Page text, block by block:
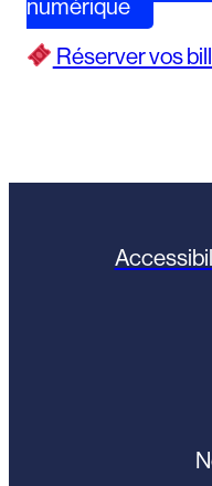
numérique
Réserver vos